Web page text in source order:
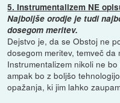
5. Instrumentalizem NE
Najboljše orodje je tudi
dosegom meritev.
Dejstvo je, da se Obstoj ne
dosegom meritev, temveč
Instrumentalizem nikoli ne
ampak bo z boljšo
opažanja, ki jim lahko